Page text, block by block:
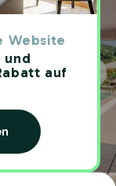
Website
und
auf